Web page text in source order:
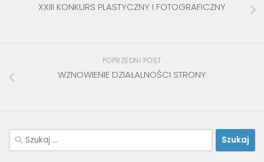
XXIII KONKURS PLASTYCZNY I FOTOGRAFICZNY
POPRZEDNI POST
WZNOWIENIE DZIAŁALNOŚCI STRONY
Szukaj: